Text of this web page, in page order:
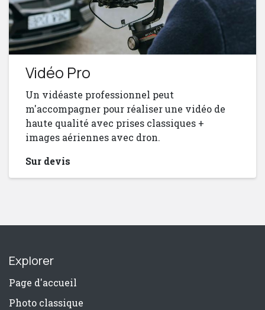
Vidéo Pro
Un vidéaste professionnel peut
m'accompagner pour réaliser une vidéo de
haute qualité avec prises classiques +
images aériennes avec dron.
Sur devis
Explorer
Page d'accueil
Photo classique